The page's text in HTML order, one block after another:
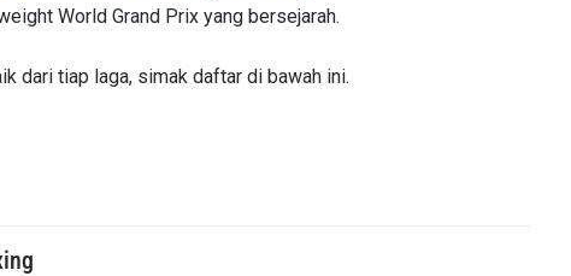
World Grand Prix yang bersejarah.
dari tiap laga, simak daftar di bawah ini.